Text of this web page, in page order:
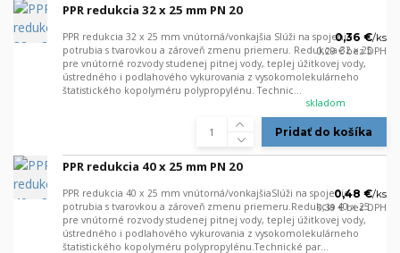
PPR redukcia 32 x 25 mm PN 20
PPR redukcia 32 x 25 mm vnútorná/vonkajšia Slúži na spojenie
potrubia s tvarovkou a zároveň zmenu priemeru. Redukcia 32 x 25
pre vnútorné rozvody studenej pitnej vody, teplej úžitkovej vody,
ústredného i podlahového vykurovania z vysokomolekulárneho
štatistického kopolyméru polypropylénu. Technic...
0,36 €/ks
0,29 €bez DPH
skladom
Pridať do košíka
PPR redukcia 40 x 25 mm PN 20
PPR redukcia 40 x 25 mm vnútorná/vonkajšiaSlúži na spojenie
potrubia s tvarovkou a zároveň zmenu priemeru.Redukcia 40 x 25
pre vnútorné rozvody studenej pitnej vody, teplej úžitkovej vody,
ústredného i podlahového vykurovania z vysokomolekulárneho
štatistického kopolyméru polypropylénu.Technické par...
0,48 €/ks
0,39 €bez DPH